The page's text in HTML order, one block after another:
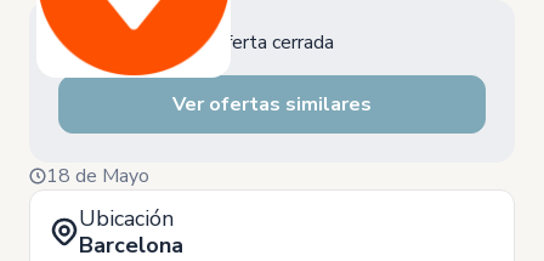
Oferta cerrada
Ver ofertas similares
18 de Mayo
Ubicación
Barcelona